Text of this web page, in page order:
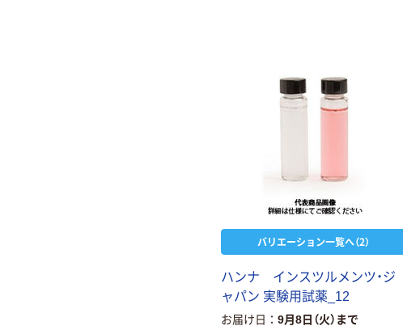
バリエーション一覧へ（2）
ハンナ インスツルメンツ・ジ
ャパン 実験用試薬_12
お届け日 9月8日（火）まで